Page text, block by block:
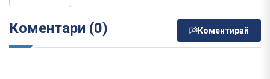
Коментари (0) Коментирай